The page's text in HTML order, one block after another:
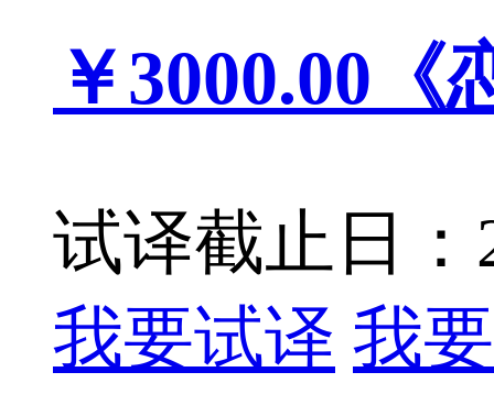
￥3000.00
试译截止日：
我要试译 我